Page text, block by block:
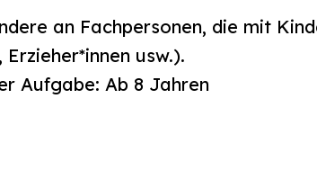
an Fachpersonen, die mit
usw.).
Aufgabe: Ab 8 Jahren